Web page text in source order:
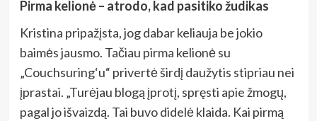
Pirma kelionė – atrodo, kad pasitiko žudikas
Kristina pripažįsta, jog dabar keliauja be jokio
baimės jausmo. Tačiau pirma kelionė su
„Couchsuring‘u“ privertė širdį daužytis stipriau nei
įprastai. „Turėjau blogą įprotį, spręsti apie žmogų,
pagal jo išvaizdą. Tai buvo didelė klaida. Kai pirmą